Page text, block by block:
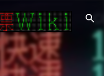
ンテンツに移動